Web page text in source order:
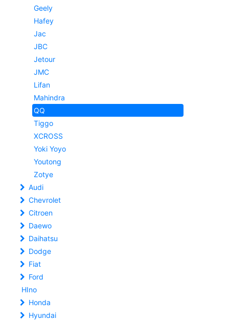
Geely
Hafey
Jac
JBC
Jetour
JMC
Lifan
Mahindra
QQ
Tiggo
XCROSS
Yoki Yoyo
Youtong
Zotye
Audi
Chevrolet
Citroen
Daewo
Daihatsu
Dodge
Fiat
Ford
HIno
Honda
Hyundai